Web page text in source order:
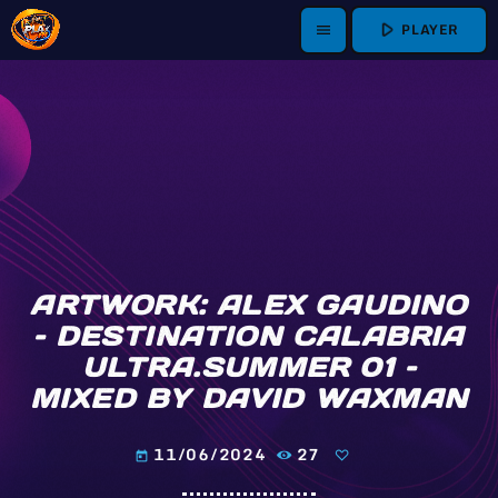
menu play_arrow PLAYER
ARTWORK: ALEX GAUDINO
– DESTINATION CALABRIA
ULTRA.SUMMER 01 –
MIXED BY DAVID WAXMAN
today 11/06/2024 27